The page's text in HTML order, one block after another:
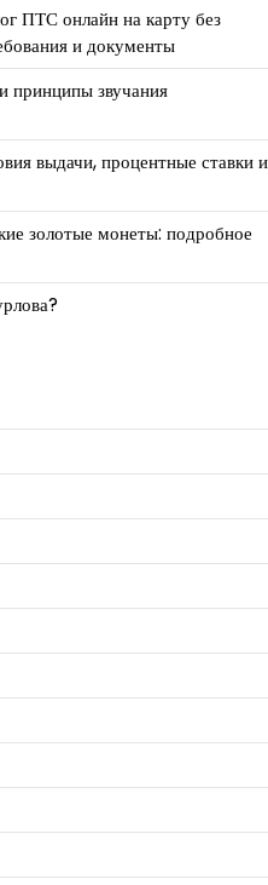
ПТС онлайн на карту без
и документы
принципы звучания
выдачи, процентные ставки и
золотые монеты: подробное